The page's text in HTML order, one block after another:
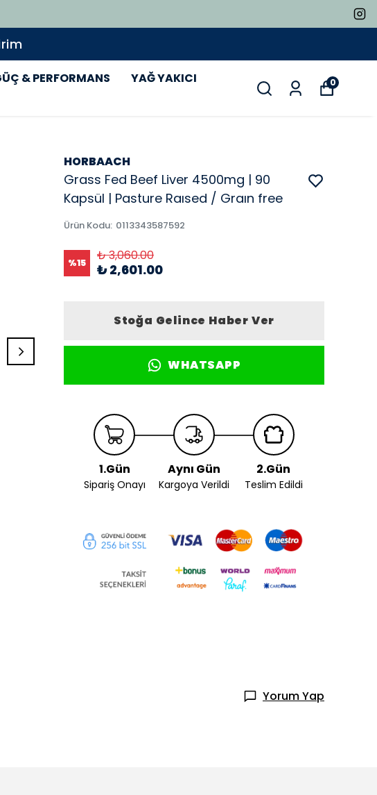
& PERFORMANS
YAĞ YAKICI
0
HORBAACH
Grass Fed Beef Liver 4500mg | 90
Kapsül | Pasture Raısed / Graın free
Ürün Kodu: 0113343587592
%15 ₺ 3,060.00
₺ 2,601.00
Stoğa Gelince Haber Ver
WHATSAPP
1.Gün
Sipariş Onayı
Aynı Gün
Kargoya Verildi
2.Gün
Teslim Edildi
Yorum Yap